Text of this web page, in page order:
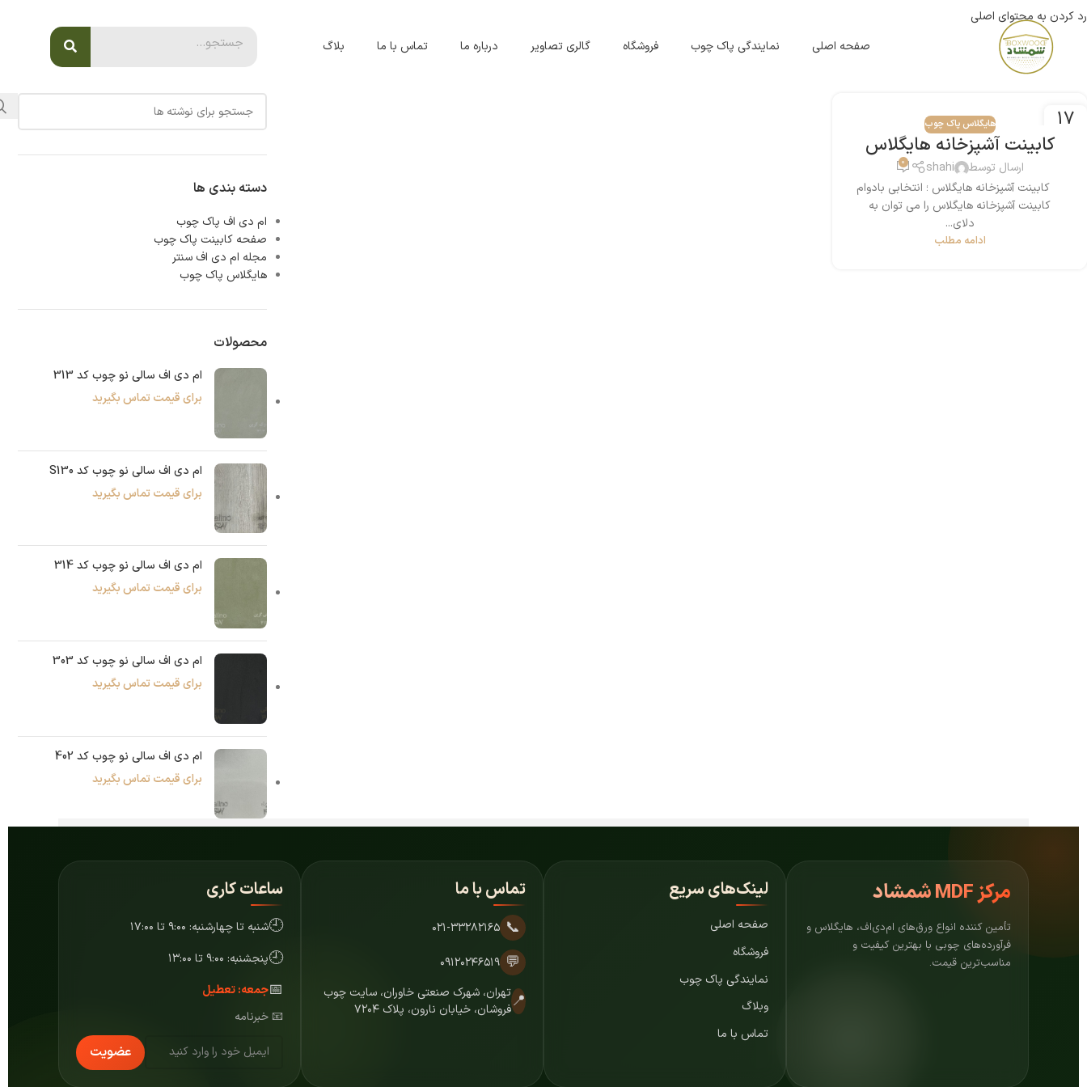
رد کردن به محتوای اصلی
صفحه اصلی
نمایندگی پاک چوب فروشگاه گالری تصاویر درباره ما تماس با ما بلاگ
17 هایگلاس پاک چوب
کابینت آشپزخانه هایگلاس
ارسال توسط shahi
0
کابینت آشپزخانه هایگلاس ؛ انتخابی بادوام
کابینت آشپزخانه هایگلاس را می توان به
دلای...
ادامه مطلب
دسته بندی ها
ام دی اف پاک چوب
صفحه کابینت پاک چوب
مجله ام دی اف سنتر
هایگلاس پاک چوب
محصولات
ام دی اف سالی نو چوب کد 313
برای قیمت تماس بگیرید
ام دی اف سالی نو چوب کد S130
برای قیمت تماس بگیرید
ام دی اف سالی نو چوب کد 314
برای قیمت تماس بگیرید
ام دی اف سالی نو چوب کد 303
برای قیمت تماس بگیرید
ام دی اف سالی نو چوب کد 402
برای قیمت تماس بگیرید
مرکزMDF شمشاد
تأمین کننده انواع ورق‌های ام‌دی‌اف، هایگلاس و
فرآورده‌های چوبی با بهترین کیفیت و
مناسب‌ترین قیمت.
لینک‌های سریع
صفحه اصلی
فروشگاه
نمایندگی پاک چوب
وبلاگ
تماس با ما
تماس با ما
📞 ۰۲۱-۳۳۲۸۲۱۶۵
💬 ۰۹۱۲۰۲۴۶۵۱۹
📍تهران، شهرک صنعتی خاوران، سایت چوب
فروشان، خیابان نارون، پلاک ۷۲۰۴
ساعات کاری
🕘شنبه تا چهارشنبه: ۹:۰۰ تا ۱۷:۰۰
🕘پنجشنبه: ۹:۰۰ تا ۱۳:۰۰
📅جمعه: تعطیل
📧 خبرنامه
عضویت